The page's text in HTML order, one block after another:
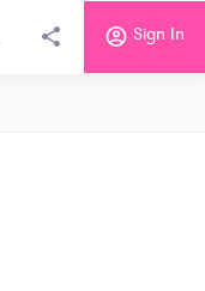
Sign In